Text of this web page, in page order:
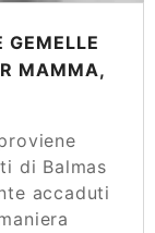
GEMELLE
MAMMA,
di Balmas
accaduti